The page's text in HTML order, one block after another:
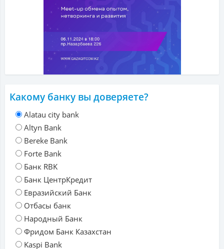
Какому банку вы доверяете?
Alatau city bank
Altyn Bank
Bereke Bank
Forte Bank
Банк RBK
Банк ЦентрКредит
Евразийский Банк
Отбасы банк
Народный Банк
Фридом Банк Казахстан
Kaspi Bank